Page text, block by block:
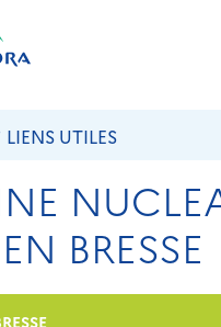
LIENS UTILES
BRESSE